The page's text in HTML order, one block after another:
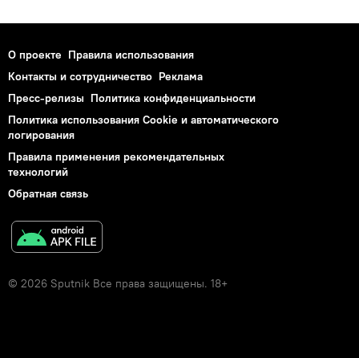
О проекте Правила использования
Контакты и сотрудничество Реклама
Пресс-релизы Политика конфиденциальности
Политика использования Cookie и автоматического
логирования
Правила применения рекомендательных
технологий
Обратная связь
© 2026 Sputnik Все права защищены. 18+